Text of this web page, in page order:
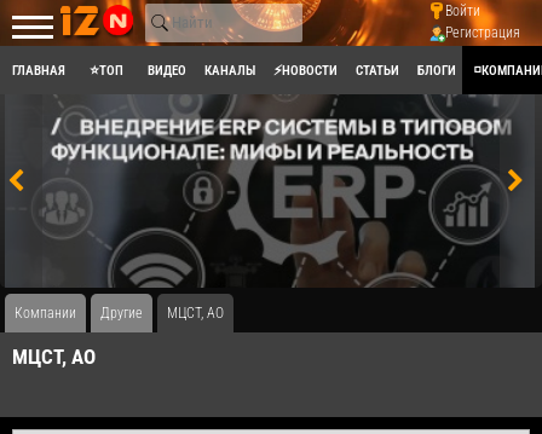
Войти
Регистрация
ГЛАВНАЯ ⭐ТОП ВИДЕО КАНАЛЫ ⚡НОВОСТИ СТАТЬИ БЛОГИ
Компании Другие МЦСТ, АО
МЦСТ, АО